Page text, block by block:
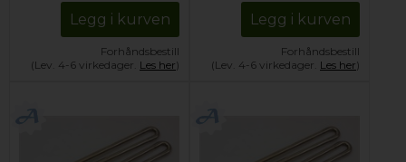
Legg i kurven
Forhåndsbestill
(Lev. 4-6 virkedager. Les her)
Legg i kurven
Forhåndsbestill
(Lev. 4-6 virkedager. Les her)